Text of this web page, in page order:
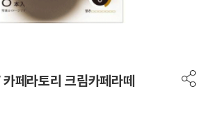
페라토리 크림카페라떼